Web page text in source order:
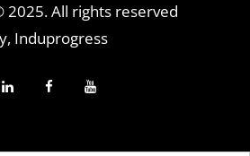
2025. All rights reserved
Induprogress